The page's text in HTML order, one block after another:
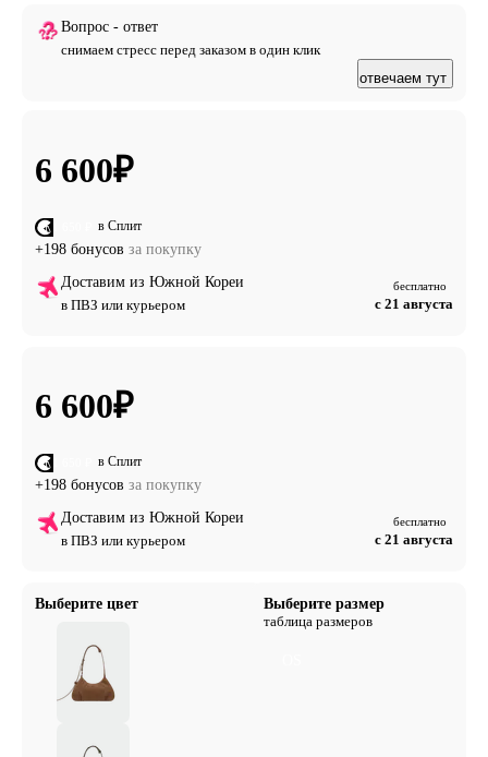
Вопрос - ответ
снимаем стресс перед заказом в один клик
отвечаем тут
6 600₽
от 1 650 ₽ в Сплит
+198 бонусов за покупку
Доставим из Южной Кореи
в ПВЗ или курьером
бесплатно
с 21 августа
6 600₽
от 1 650 ₽ в Сплит
+198 бонусов за покупку
Доставим из Южной Кореи
в ПВЗ или курьером
бесплатно
с 21 августа
Выберите цвет
Выберите размер
таблица размеров